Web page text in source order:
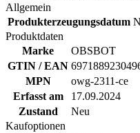
Allgemein
Produkterzeugungsdatum
Produktdaten
Marke
OBSBOT
GTIN / EAN
MPN
owg-2311-ce
Erfasst am
17.09.2024
Zustand
Neu
Kaufoptionen